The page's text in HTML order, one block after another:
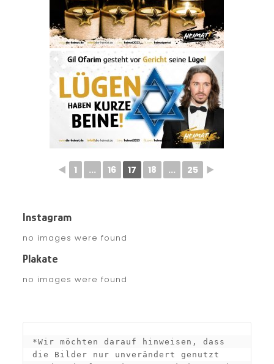
◄ 1 ... 16 17 18 ... 25 ►
Instagram
no images were found
Plakate
no images were found
*Wir möchten darauf hinweisen, dass
die Bilder nur unverändert genutzt